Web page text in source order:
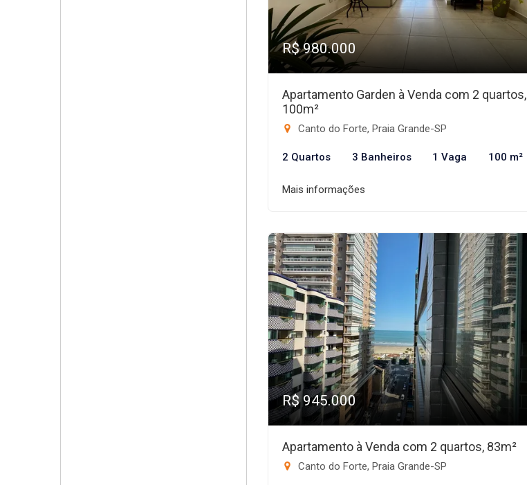
R$ 980.000
Apartamento Garden à Venda com 2 quartos,
100m²
Canto do Forte, Praia Grande-SP
2 Quartos 3 Banheiros 1 Vaga 100 m²
Mais informações
R$ 945.000
Apartamento à Venda com 2 quartos, 83m²
Canto do Forte, Praia Grande-SP